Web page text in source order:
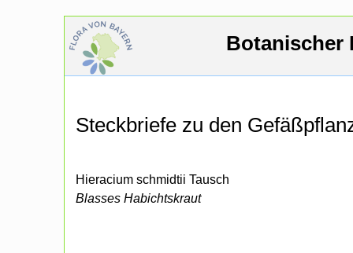
Botanischer
Steckbriefe zu den
Hieracium schmidtii Tausch
Blasses Habichtskraut